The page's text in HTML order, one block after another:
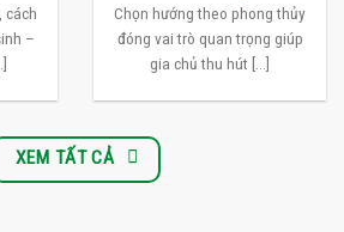
cách
–
Chọn hướng theo phong thủy
đóng vai trò quan trọng giúp
gia chủ thu hút [...]
XEM TẤT CẢ